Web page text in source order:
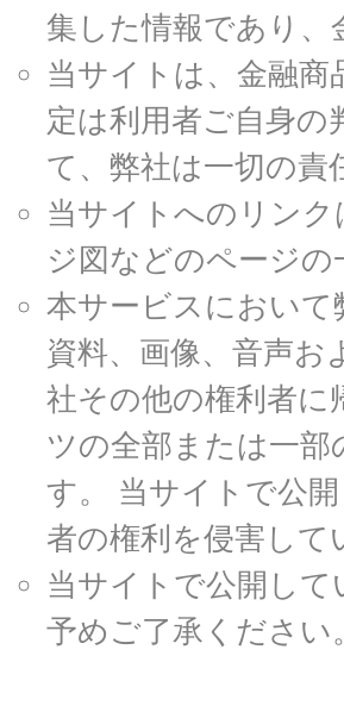
集した情報であり、
当サイトは、金融
定は利用者ご自身
て、弊社は一切の責
当サイトへのリン
ジ図などのページ
本サービスにおい
資料、画像、音声
社その他の権利者
ツの全部または一部
す。 当サイトで公
者の権利を侵害し
当サイトで公開し
予めご了承ください。